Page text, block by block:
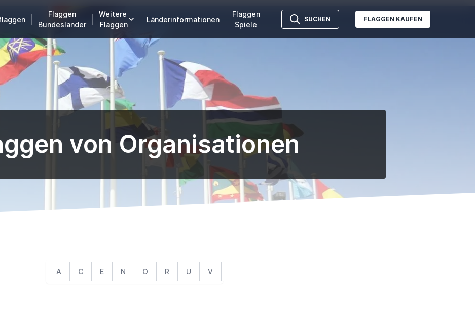
Flaggen
Bundesländer
Weitere
Flaggen
Länderinformationen
Flaggen
Spiele
SUCHEN FLAGGEN KAUFEN
von Organisationen
A C E N O R U V